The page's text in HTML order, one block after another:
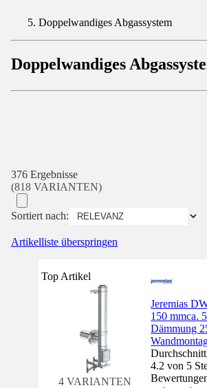
Doppelwandiges Abgassystem
Doppelwandiges
376 Ergebnisse
(818 VARIANTEN)
Sortiert nach:
Artikelliste überspringen
Top Artikel
4 VARIANTEN
Jeremias
150 mmca.
Dämmung
4.2 von 5